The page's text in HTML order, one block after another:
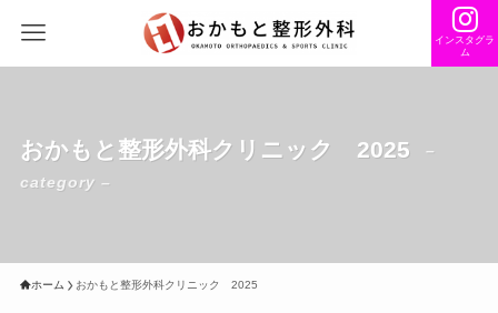
インスタグラ
ム
おかもと整形外科クリニック 2025
–
category –
ホーム おかもと整形外科クリニック 2025